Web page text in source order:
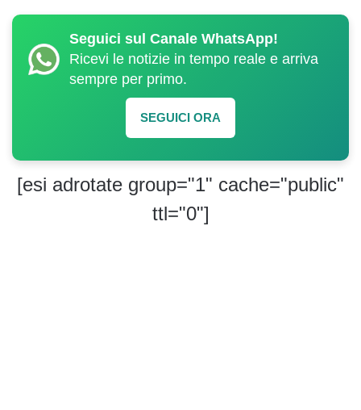
Seguici sul Canale WhatsApp!
Ricevi le notizie in tempo reale e arriva
sempre per primo.
SEGUICI ORA
[esi adrotate group="1" cache="public"
ttl="0"]